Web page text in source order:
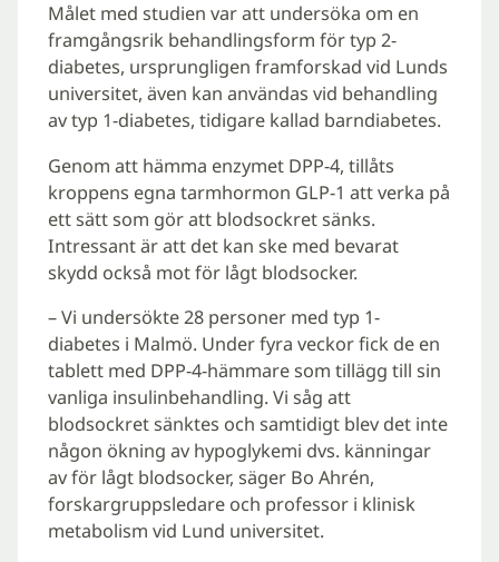
Målet med studien var att undersöka om en
framgångsrik behandlingsform för typ 2-
diabetes, ursprungligen framforskad vid Lunds
universitet, även kan användas vid behandling
av typ 1-diabetes, tidigare kallad barndiabetes.
Genom att hämma enzymet DPP-4, tillåts
kroppens egna tarmhormon GLP-1 att verka på
ett sätt som gör att blodsockret sänks.
Intressant är att det kan ske med bevarat
skydd också mot för lågt blodsocker.
– Vi undersökte 28 personer med typ 1-
diabetes i Malmö. Under fyra veckor fick de en
tablett med DPP-4-hämmare som tillägg till sin
vanliga insulinbehandling. Vi såg att
blodsockret sänktes och samtidigt blev det inte
någon ökning av hypoglykemi dvs. känningar
av för lågt blodsocker, säger Bo Ahrén,
forskargruppsledare och professor i klinisk
metabolism vid Lund universitet.